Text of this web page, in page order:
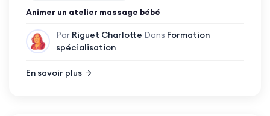
Animer un atelier massage bébé
Par Riguet Charlotte Dans Formation
spécialisation
En savoir plus